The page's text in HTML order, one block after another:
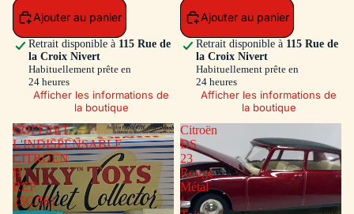
Ajouter au panier
Retrait disponible à 115 Rue de
la Croix Nivert
Habituellement prête en
24 heures
Afficher les informations de
la boutique
Ajouter au panier
Retrait disponible à 115 Rue de
la Croix Nivert
Habituellement prête en
24 heures
Afficher les informations de
la boutique
COFFRET
L'INDISPENSABLE
CITROEN
H
REF
25C/561
Citroën
DS
23
Rouge
Métal
/